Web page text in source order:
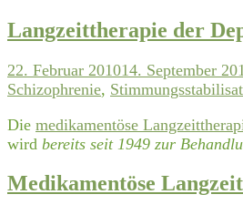
Langzeittherapie der
22. Februar 201014. September
Schizophrenie,
Die medikamentöse
wird bereits seit 1949 zur
Medikamentöse